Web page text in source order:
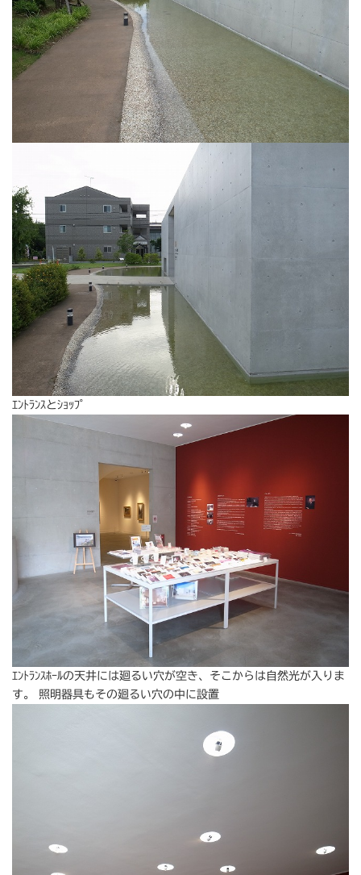
ｴﾝﾄﾗﾝｽとｼｮｯﾌﾟ
ｴﾝﾄﾗﾝｽﾎｰﾙの天井には廻るい穴が空き、そこからは自然光が入りま
す。 照明器具もその廻るい穴の中に設置